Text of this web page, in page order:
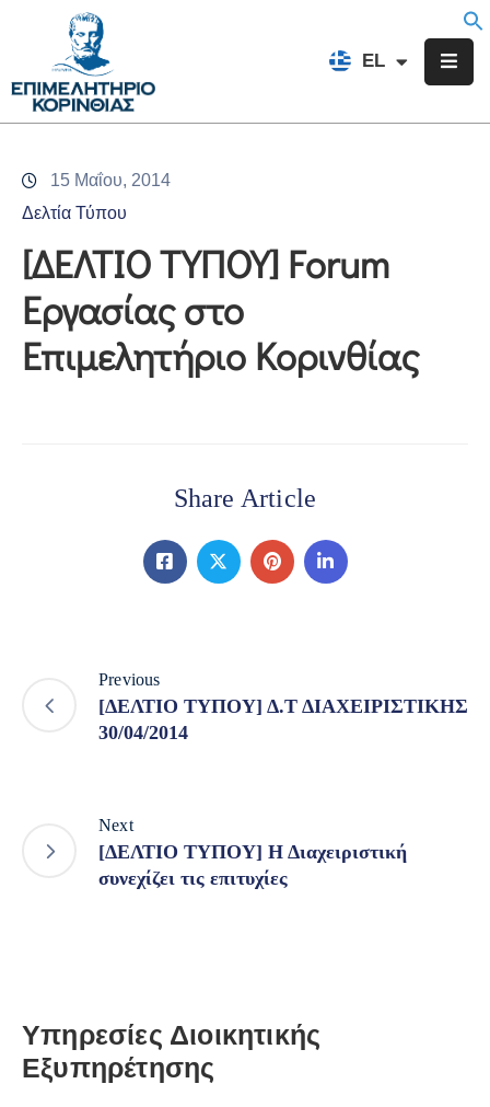
EL
FR
Επιμελητήριο
Υπηρεσίες
Προγράμματα
Δράσεις
Εκδηλώσεις
15 Μαΐου, 2014
Δελτία Τύπου
[ΔΕΛΤΙΟ ΤΥΠΟΥ] Forum
Εργασίας στο
Επιμελητήριο Κορινθίας
Share Article
Previous
[ΔΕΛΤΙΟ ΤΥΠΟΥ] Δ.Τ ΔΙΑΧΕΙΡΙΣΤΙΚΗΣ
30/04/2014
Next
[ΔΕΛΤΙΟ ΤΥΠΟΥ] Η Διαχειριστική
συνεχίζει τις επιτυχίες
Υπηρεσίες Διοικητικής
Εξυπηρέτησης